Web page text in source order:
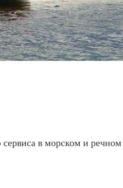
в морском и